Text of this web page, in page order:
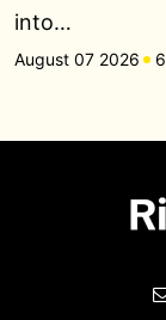
into…
August 07 2026